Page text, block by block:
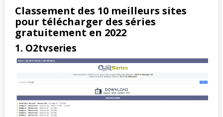
Classement des 10 meilleurs sites
pour télécharger des séries
gratuitement en 2022
1. O2tvseries